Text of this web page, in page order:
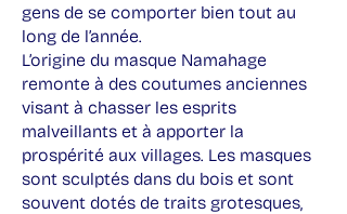
gens de se comporter bien tout au
long de l’année.
L’origine du masque Namahage
remonte à des coutumes anciennes
visant à chasser les esprits
malveillants et à apporter la
prospérité aux villages. Les masques
sont sculptés dans du bois et sont
souvent dotés de traits grotesques,